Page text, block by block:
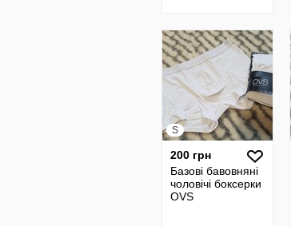
S
200 грн
Базові бавовняні
чоловічі боксерки
OVS